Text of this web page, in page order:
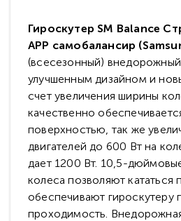
Гироскутер SM Balance
APP самобалансир
(всесезонный) внедорожный
улучшенным дизайном и
счет увеличения ширины
качественно
поверхностью, так же
двигателей до 600 Вт на
дает 1200 Вт. 10,5-
колеса позволяют
обеспечивают
проходимость.